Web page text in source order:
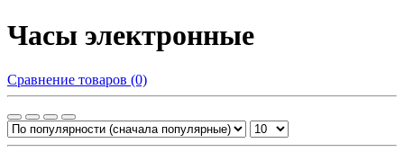
Часы электронные
Сравнение товаров (0)